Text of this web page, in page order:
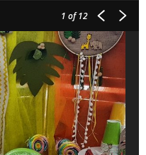
1 of 12